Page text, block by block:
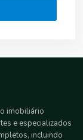
imobiliário
e especializados
incluindo